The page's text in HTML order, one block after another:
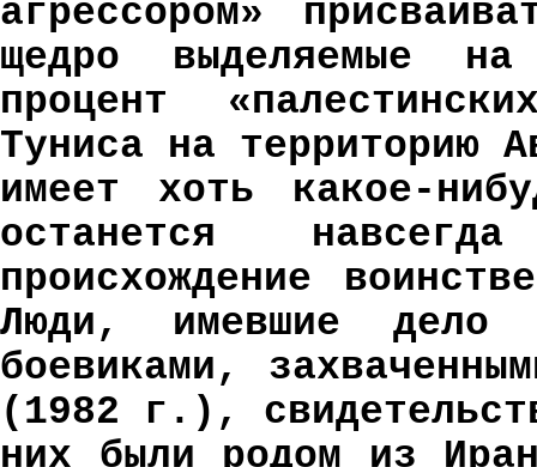
агрессором»
щедро выделяемые
процент
Туниса на территорию
имеет хоть какое-
останется
происхождение
Люди, имевшие дело
боевиками,
(1982 г.),
них были родом из